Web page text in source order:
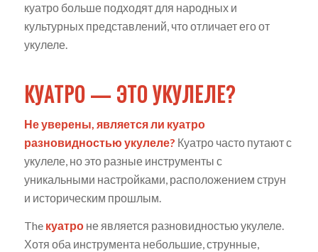
куатро больше подходят для народных и
культурных представлений, что отличает его от
укулеле.
КУАТРО — ЭТО УКУЛЕЛЕ?
Не уверены, является ли куатро
разновидностью укулеле? Куатро часто путают с
укулеле, но это разные инструменты с
уникальными настройками, расположением струн
и историческим прошлым.
The куатроне является разновидностью укулеле.
Хотя оба инструмента небольшие, струнные,